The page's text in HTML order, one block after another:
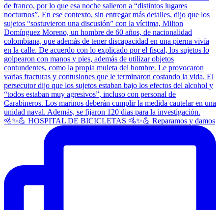
🚵✨💪 HOSPITAL DE BICICLETAS 🚵✨💪 Reparamos y damos